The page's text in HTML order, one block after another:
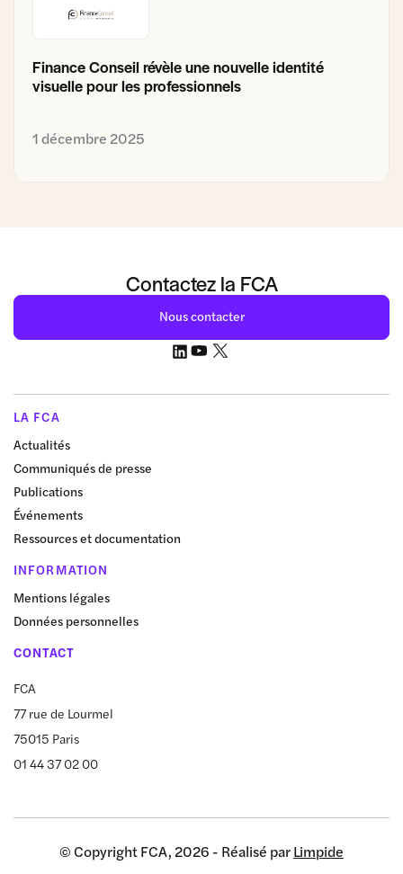
Finance Conseil révèle une nouvelle identité
visuelle pour les professionnels
1 décembre 2025
Contactez la FCA
Nous contacter
LA FCA
Actualités
Communiqués de presse
Publications
Événements
Ressources et documentation
INFORMATION
Mentions légales
Données personnelles
CONTACT
FCA
77 rue de Lourmel
75015 Paris
01 44 37 02 00
© Copyright FCA, 2026 - Réalisé parLimpide